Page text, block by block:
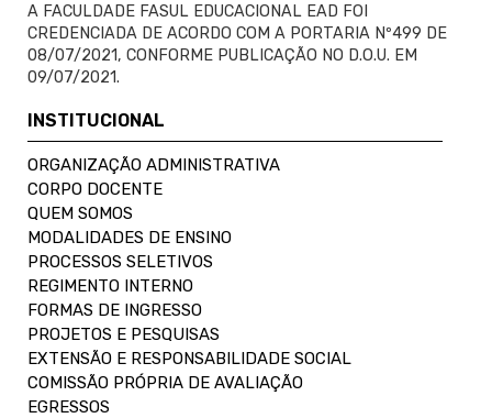
A FACULDADE FASUL EDUCACIONAL EAD FOI
CREDENCIADA DE ACORDO COM A PORTARIA Nº499 DE
08/07/2021, CONFORME PUBLICAÇÃO NO D.O.U. EM
09/07/2021.
INSTITUCIONAL
ORGANIZAÇÃO ADMINISTRATIVA
CORPO DOCENTE
QUEM SOMOS
MODALIDADES DE ENSINO
PROCESSOS SELETIVOS
REGIMENTO INTERNO
FORMAS DE INGRESSO
PROJETOS E PESQUISAS
EXTENSÃO E RESPONSABILIDADE SOCIAL
COMISSÃO PRÓPRIA DE AVALIAÇÃO
EGRESSOS